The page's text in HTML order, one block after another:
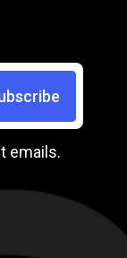
emails.